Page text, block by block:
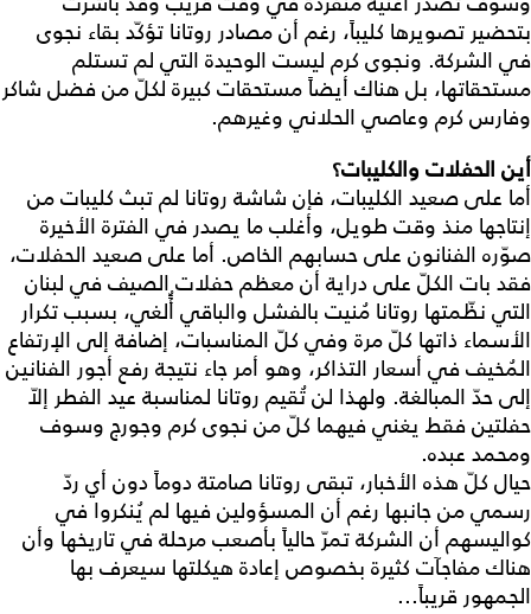
بتحضير تصويرها كليباً، رغم أن مصادر روتانا تؤكّد بقاء نجوى
في الشركة. ونجوى كرم ليست الوحيدة التي لم تستلم
مستحقاتها، بل هناك أيضاً مستحقات كبيرة لكلّ من فضل شاكر
وفارس كرم وعاصي الحلاني وغيرهم.
أين الحفلات والكليبات؟
أما على صعيد الكليبات، فإن شاشة روتانا لم تبث كليبات من
إنتاجها منذ وقت طويل، وأغلب ما يصدر في الفترة الأخيرة
صوّره الفنانون على حسابهم الخاص. أما على صعيد الحفلات،
فقد بات الكلّ على دراية أن معظم حفلات الصيف في لبنان
التي نظّمتها روتانا مُنيت بالفشل والباقي أًُلغي، بسبب تكرار
الأسماء ذاتها كلّ مرة وفي كلّ المناسبات، إضافة إلى الإرتفاع
المُخيف في أسعار التذاكر، وهو أمر جاء نتيجة رفع أجور الفنانين
إلى حدّ المبالغة. ولهذا لن تُقيم روتانا لمناسبة عيد الفطر إلاّ
حفلتين فقط يغني فيهما كلّ من نجوى كرم وجورج وسوف
ومحمد عبده.
حيال كلّ هذه الأخبار، تبقى روتانا صامتة دوماً دون أي ردّ
رسمي من جانبها رغم أن المسؤولين فيها لم يُنكروا في
كواليسهم أن الشركة تمرّ حالياً بأصعب مرحلة في تاريخها وأن
هناك مفاجآت كثيرة بخصوص إعادة هيكلتها سيعرف بها
الجمهور قريباً...